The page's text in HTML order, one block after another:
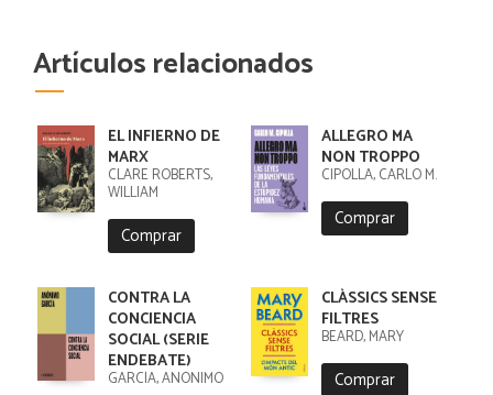
Artículos relacionados
EL INFIERNO DE
MARX
CLARE ROBERTS,
WILLIAM
Comprar
ALLEGRO MA
NON TROPPO
CIPOLLA, CARLO M.
Comprar
CONTRA LA
CONCIENCIA
SOCIAL (SERIE
ENDEBATE)
GARCÍA, ANÓNIMO
CLÀSSICS SENSE
FILTRES
BEARD, MARY
Comprar